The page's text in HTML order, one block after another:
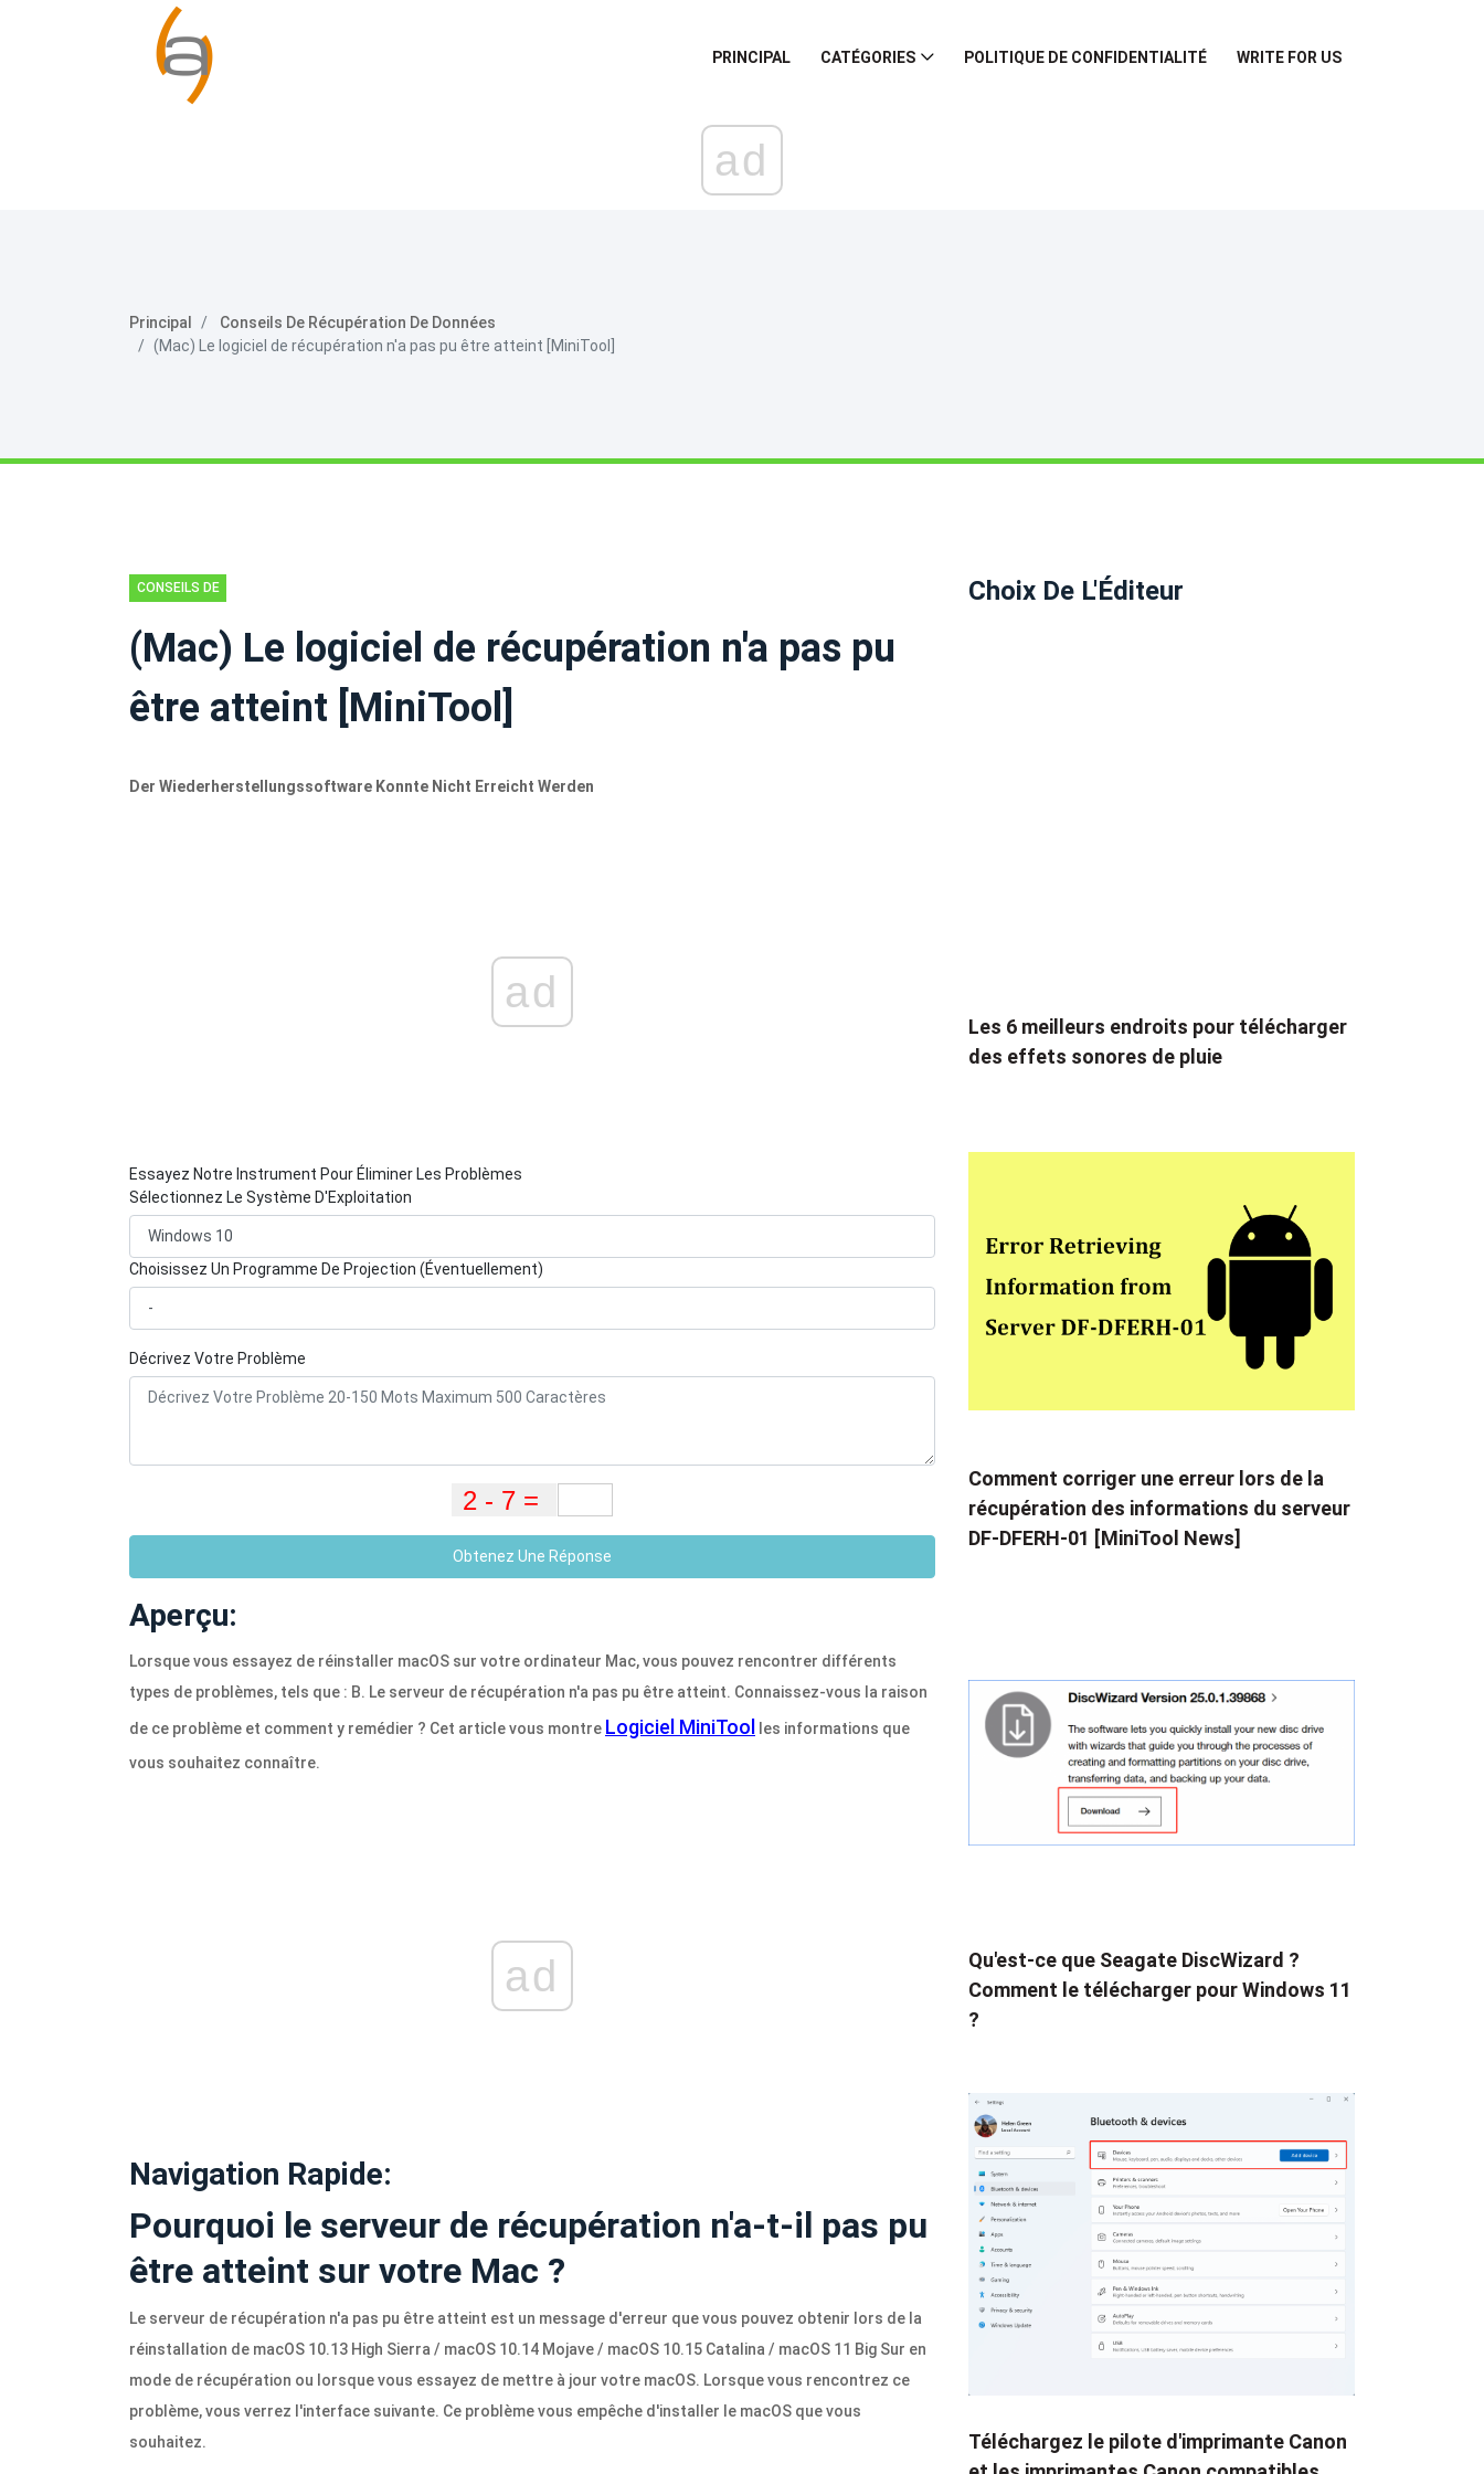
PRINCIPAL CATÉGORIES POLITIQUE DE CONFIDENTIALITÉ WRITE FOR US
ad
Principal
Conseils De Récupération De Données
(Mac) Le logiciel de récupération n'a pas pu être atteint [MiniTool]
CONSEILS DE
DE DONNÉES
(Mac) Le logiciel de récupération n'a pas pu
être atteint [MiniTool]
Der Wiederherstellungssoftware Konnte Nicht Erreicht Werden
ad
Essayez Notre Instrument Pour Éliminer Les Problèmes
Sélectionnez Le Système D'Exploitation
Choisissez Un Programme De Projection (Éventuellement)
Décrivez Votre Problème
Obtenez Une Réponse
Aperçu:
Lorsque vous essayez de réinstaller macOS sur votre ordinateur Mac, vous pouvez rencontrer différents
types de problèmes, tels que : B. Le serveur de récupération n'a pas pu être atteint. Connaissez-vous la raison
de ce problème et comment y remédier ? Cet article vous montre Logiciel MiniTool
les informations que
vous souhaitez connaître.
ad
Navigation Rapide:
Pourquoi le serveur de récupération n'a-t-il pas pu
être atteint sur votre Mac ?
Le serveur de récupération n'a pas pu être atteint est un message d'erreur que vous pouvez obtenir lors de la
réinstallation de macOS 10.13 High Sierra / macOS 10.14 Mojave / macOS 10.15 Catalina / macOS 11 Big Sur en
mode de récupération ou lorsque vous essayez de mettre à jour votre macOS. Lorsque vous rencontrez ce
problème, vous verrez l'interface suivante. Ce problème vous empêche d'installer le macOS que vous
souhaitez.
Choix De L'Éditeur
Les 6 meilleurs endroits pour télécharger
des effets sonores de pluie
Comment corriger une erreur lors de la
récupération des informations du serveur
DF-DFERH-01 [MiniTool News]
Qu'est-ce que Seagate DiscWizard ?
Comment le télécharger pour Windows 11
?
Téléchargez le pilote d'imprimante Canon